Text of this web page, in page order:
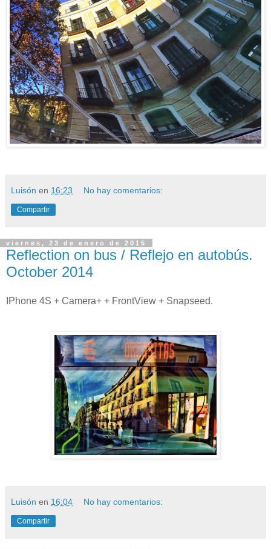
Luisón en 16:23 No hay comentarios:
Compartir
viernes, 23 de enero de 2015
Reflection on bus / Reflejo en autobús.
October 2014
IPhone 4S + Camera+ + FrontView + Snapseed.
Luisón en 16:04 No hay comentarios:
Compartir